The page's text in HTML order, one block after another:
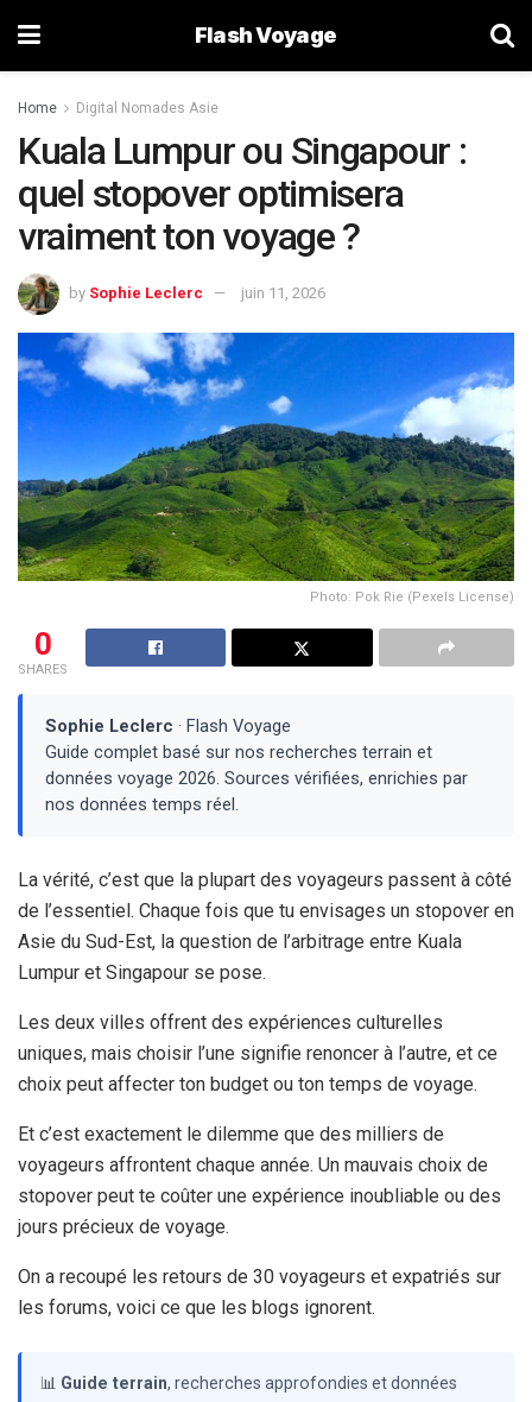
Flash Voyage
Home Digital Nomades Asie
Kuala Lumpur ou Singapour :
quel stopover optimisera
vraiment ton voyage ?
by Sophie Leclerc juin 11, 2026
Photo: Pok Rie (Pexels License)
0
SHARES
Sophie Leclerc · Flash Voyage
Guide complet basé sur nos recherches terrain et
données voyage 2026. Sources vérifiées, enrichies par
nos données temps réel.
La vérité, c’est que la plupart des voyageurs passent à côté
de l’essentiel. Chaque fois que tu envisages un stopover en
Asie du Sud-Est, la question de l’arbitrage entre Kuala
Lumpur et Singapour se pose.
Les deux villes offrent des expériences culturelles
uniques, mais choisir l’une signifie renoncer à l’autre, et ce
choix peut affecter ton budget ou ton temps de voyage.
Et c’est exactement le dilemme que des milliers de
voyageurs affrontent chaque année. Un mauvais choix de
stopover peut te coûter une expérience inoubliable ou des
jours précieux de voyage.
On a recoupé les retours de 30 voyageurs et expatriés sur
les forums, voici ce que les blogs ignorent.
📊 Guide terrain, recherches approfondies et données